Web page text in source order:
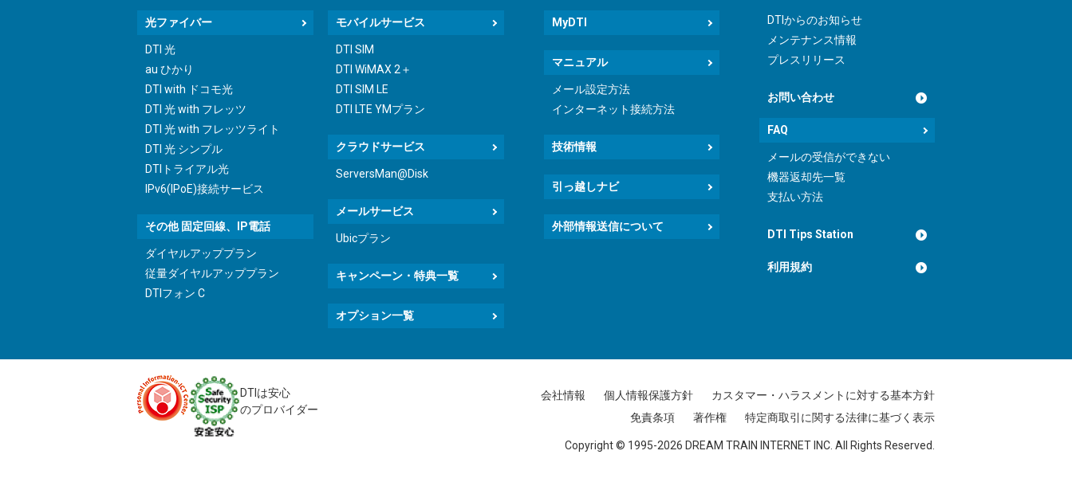
光ファイバー
DTI 光
au ひかり
DTI with ドコモ光
DTI 光 with フレッツ
DTI 光 with フレッツライト
DTI 光 シンプル
DTIトライアル光
IPv6(IPoE)接続サービス
その他 固定回線、IP電話
ダイヤルアッププラン
従量ダイヤルアッププラン
DTIフォン C
モバイルサービス
DTI SIM
DTI WiMAX 2＋
DTI SIM LE
DTI LTE YMプラン
クラウドサービス
ServersMan@Disk
メールサービス
Ubicプラン
キャンペーン・特典一覧
オプション一覧
MyDTI
マニュアル
メール設定方法
インターネット接続方法
技術情報
引っ越しナビ
外部情報送信について
DTIからのお知らせ
メンテナンス情報
プレスリリース
お問い合わせ
FAQ
メールの受信ができない
機器返却先一覧
支払い方法
DTI Tips Station
利用規約
会社情報 個人情報保護方針
カスタマー・ハラスメントに対する基本方針
免責条項
著作権 特定商取引に関する法律に基づく表示
DTIは安心
のプロバイダー
Copyright © 1995-2026 DREAM TRAIN INTERNET INC. All Rights Reserved.